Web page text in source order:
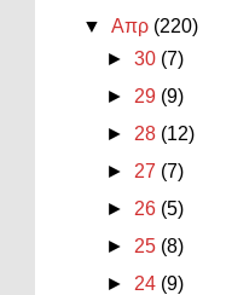
▼Απρ (220)
►30 (7)
► 29 (9)
► 28 (12)
► 27 (7)
► 26 (5)
► 25 (8)
► 24 (9)